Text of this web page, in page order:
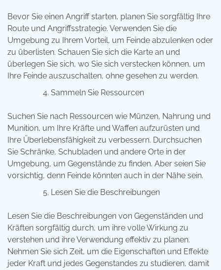
Bevor Sie einen Angriff starten, planen Sie sorgfältig Ihre
Route und Angriffsstrategie. Verwenden Sie die
Umgebung zu Ihrem Vorteil, um Feinde abzulenken oder
zu überlisten. Schauen Sie sich die Karte an und
überlegen Sie sich, wo Sie sich verstecken können, um
Ihre Feinde auszuschalten, ohne gesehen zu werden.
Sammeln Sie Ressourcen
Suchen Sie nach Ressourcen wie Münzen, Nahrung und
Munition, um Ihre Kräfte und Waffen aufzurüsten und
Ihre Überlebensfähigkeit zu verbessern. Durchsuchen
Sie Schränke, Schubladen und andere Orte in der
Umgebung, um Gegenstände zu finden. Aber seien Sie
vorsichtig, denn Feinde könnten auch in der Nähe sein.
Lesen Sie die Beschreibungen
Lesen Sie die Beschreibungen von Gegenständen und
Kräften sorgfältig durch, um ihre volle Wirkung zu
verstehen und ihre Verwendung effektiv zu planen.
Nehmen Sie sich Zeit, um die Eigenschaften und Effekte
jeder Kraft und jedes Gegenstandes zu studieren, damit